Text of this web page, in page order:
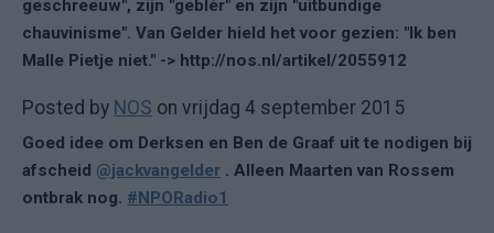
geschreeuw", zijn "geblèr" en zijn "uitbundige
chauvinisme". Van Gelder hield het voor gezien: "Ik ben
Malle Pietje niet." -> http://nos.nl/artikel/2055912
Posted by NOS on vrijdag 4 september 2015
Goed idee om Derksen en Ben de Graaf uit te nodigen bij
afscheid @jackvangelder . Alleen Maarten van Rossem
ontbrak nog. #NPORadio1